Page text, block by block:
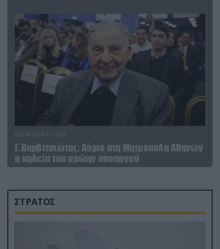
03.08.2026 | 12:02
Γ.Βαρβιτσιώτης: Aύριο στη Μητρόπολη Αθηνών
η κηδεία του πρώην υπουργού
ΣΤΡΑΤΟΣ